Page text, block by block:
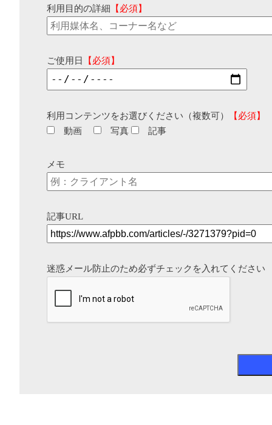
利用目的の詳細 【必須】
ご使用日 【必須】
利用コンテンツをお選びください（複数可）
【必須】
動画
写真 記事
メモ
記事URL
迷惑メール防止のため必ずチェックを入れてください